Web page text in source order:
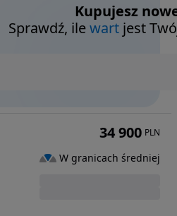
Kupujesz
Sprawdź, ilewart jest
34 900 PLN
W granicach średniej